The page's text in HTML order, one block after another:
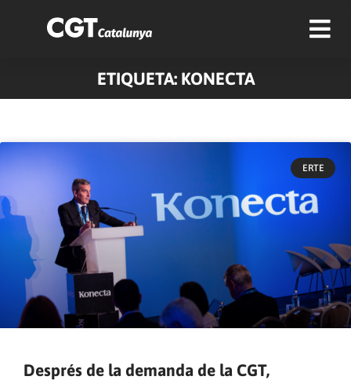
ETIQUETA: KONECTA
ERTE
Després de la demanda de la CGT,